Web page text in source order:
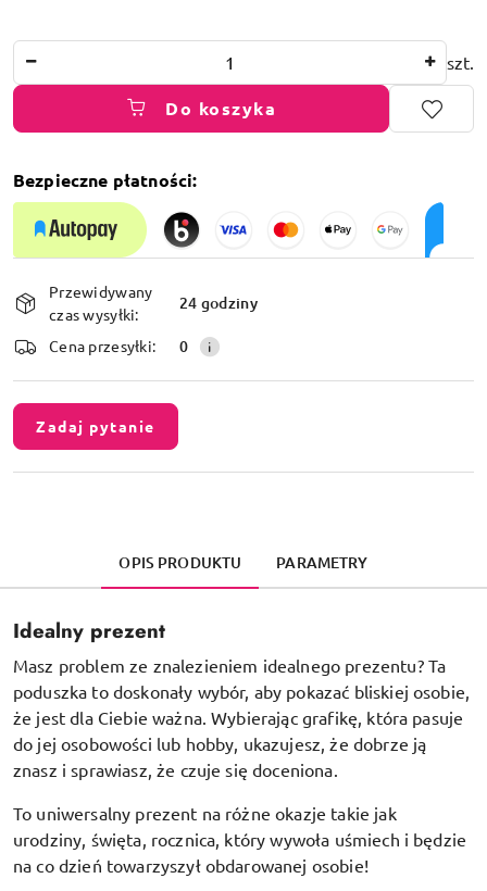
szt.
Do koszyka
Bezpieczne płatności:
Dostępność
i
dostawa
Przewidywany
czas wysyłki:
24 godziny
Cena przesyłki: 0
Zadaj pytanie
OPIS PRODUKTU PARAMETRY
Idealny prezent
Masz problem ze znalezieniem idealnego prezentu? Ta
poduszka to doskonały wybór, aby pokazać bliskiej osobie,
że jest dla Ciebie ważna. Wybierając grafikę, która pasuje
do jej osobowości lub hobby, ukazujesz, że dobrze ją
znasz i sprawiasz, że czuje się doceniona.
To uniwersalny prezent na różne okazje takie jak
urodziny, święta, rocznica, który wywoła uśmiech i będzie
na co dzień towarzyszył obdarowanej osobie!